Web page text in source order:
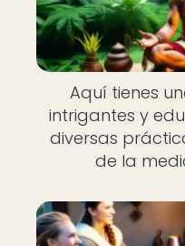
Aquí tienes
intrigantes y
diversas
de la